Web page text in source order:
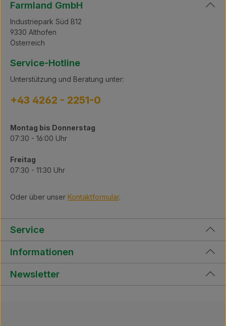
Farmland GmbH
Industriepark Süd B12
9330 Althofen
Österreich
Service-Hotline
Unterstützung und Beratung unter:
+43 4262 - 2251-0
Montag bis Donnerstag
07:30 - 16:00 Uhr
Freitag
07:30 - 11:30 Uhr
Oder über unser Kontaktformular.
Service
Informationen
Newsletter